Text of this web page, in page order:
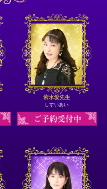
紫水愛先生
しすいあい